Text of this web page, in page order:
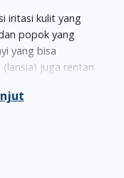
iritasi kulit yang
popok yang
yang bisa
juga rentan